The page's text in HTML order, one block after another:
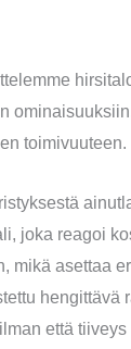
toimivuuteen.
joka reagoi
mikä asettaa
hengittävä
että